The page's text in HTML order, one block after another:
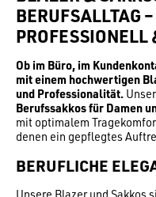
BERUFSALLTAG
PROFESSIONELL
Ob im Büro, im
mit einem hochwertigen
und Professionalität.
Berufssakkos für Damen
mit optimalem
denen ein gepflegtes
BERUFLICHE